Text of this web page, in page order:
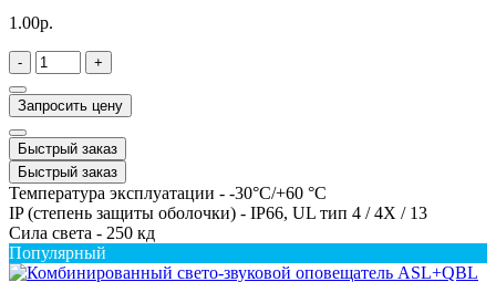
1.00р.
- +
Запросить цену
Быстрый заказ
Быстрый заказ
Температура эксплуатации - -30°C/+60 °C
IP (степень защиты оболочки) - IP66, UL тип 4 / 4X / 13
Сила света - 250 кд
Популярный